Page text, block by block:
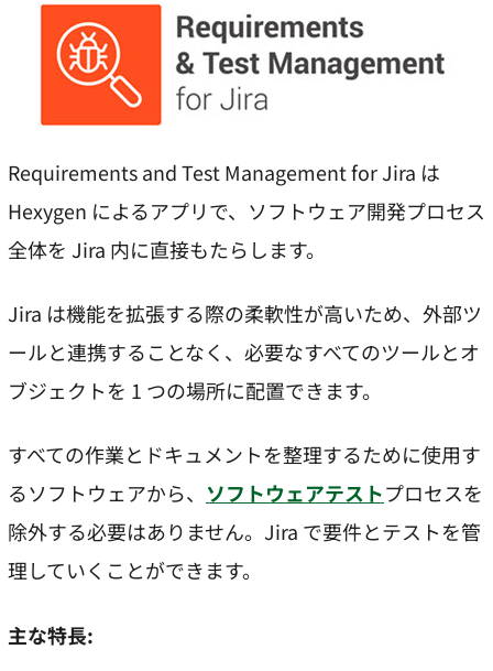
Requirements and Test Management for Jira は
Hexygen によるアプリで、ソフトウェア開発プロセス
全体を Jira 内に直接もたらします。
Jira は機能を拡張する際の柔軟性が高いため、外部ツ
ールと連携することなく、必要なすべてのツールとオ
ブジェクトを 1 つの場所に配置できます。
すべての作業とドキュメントを整理するために使用す
るソフトウェアから、 ソフトウェアテストプロセスを
除外する必要はありません。Jira で要件とテストを管
理していくことができます。
主な特長: